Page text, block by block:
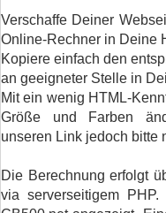
Verschaffe Deiner
Online-Rechner in Deine
Kopiere einfach den
an geeigneter Stelle in
Mit ein wenig HTML-
Größe und Farben
unseren Link jedoch bitte
Die Berechnung erfolgt
via serverseitigem